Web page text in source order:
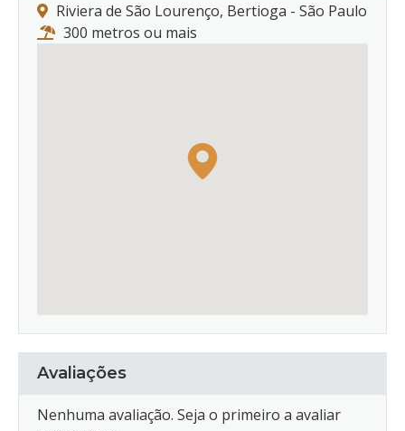
Riviera de São Lourenço, Bertioga - São Paulo
300 metros ou mais
Avaliações
Nenhuma avaliação. Seja o primeiro a avaliar